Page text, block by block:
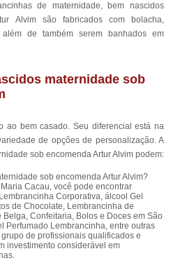
de maternidade, bem nascidos
Alvim são fabricados com bolacha,
de também serem banhados em
maternidade sob
ao bem casado. Seu diferencial está na
de opções de personalização. A
sob encomenda Artur Alvim podem:
sob encomenda Artur Alvim?
Cacau, você pode encontrar
Corporativa, álcool Gel
de Chocolate, Lembrancinha de
Confeitaria, Bolos e Doces em São
Perfumado Lembrancinha, entre outras
de profissionais qualificados e
investimento considerável em